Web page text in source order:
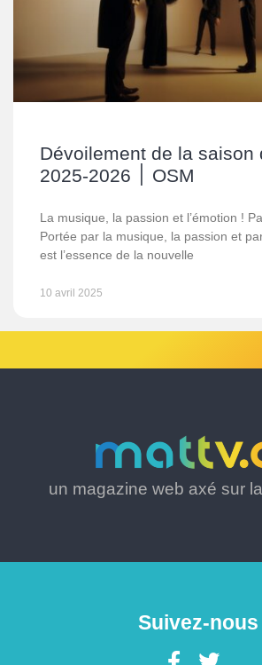
Dévoilement de la saison
2025-2026 ׀ OSM
La musique, la passion et l’émotion !
Portée par la musique, la passion et
est l’essence de la nouvelle
10 avril 2025
un magazine web axé sur
Suivez-nous